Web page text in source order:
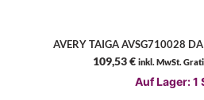
AVERY TAIGA AVSG710028
109,53€ inkl. MwSt.
Auf Lager: 1